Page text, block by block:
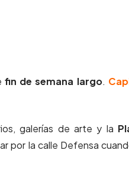
fin de semana largo.
galerías de arte y la
por la calle Defensa